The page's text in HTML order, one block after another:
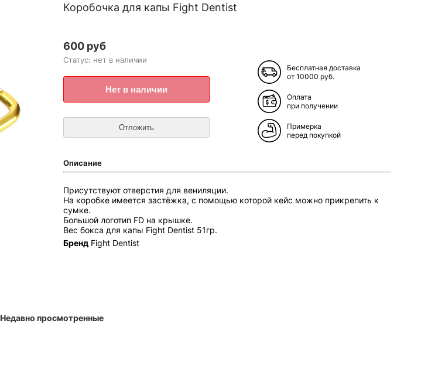
Коробочка для капы Fight Dentist
600 руб
Статус: нет в наличии
Бесплатная доставка
от 10000 руб.
Оплата
при получении
Примерка
перед покупкой
Описание
Присутствуют отверстия для вениляции.
На коробке имеется застёжка, с помощью которой кейс можно прикрепить к
сумке.
Большой логотип FD на крышке.
Вес бокса для капы Fight Dentist 51гр.
Бренд Fight Dentist
Недавно просмотренные